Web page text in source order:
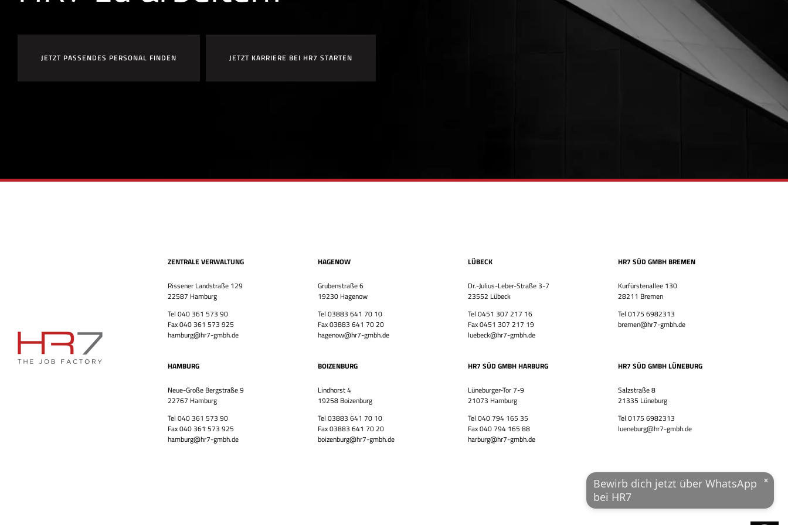
JETZT PASSENDES PERSONAL FINDEN JETZT KARRIERE BEI HR7 STARTEN
ZENTRALE VERWALTUNG
Rissener Landstraße 129
22587 Hamburg
Tel 040 361 573 90
Fax 040 361 573 925
hamburg@hr7-gmbh.de
HAMBURG
Neue-Große Bergstraße 9
22767 Hamburg
Tel 040 361 573 90
Fax 040 361 573 925
hamburg@hr7-gmbh.de
HAGENOW
Grubenstraße 6
19230 Hagenow
Tel 03883 641 70 10
Fax 03883 641 70 20
hagenow@hr7-gmbh.de
BOIZENBURG
Lindhorst 4
19258 Boizenburg
Tel 03883 641 70 10
Fax 03883 641 70 20
boizenburg@hr7-gmbh.de
LÜBECK
Dr.-Julius-Leber-Straße 3-7
23552 Lübeck
Tel 0451 307 217 16
Fax 0451 307 217 19
luebeck@hr7-gmbh.de
HR7 SÜD GMBH HARBURG
Lüneburger-Tor 7-9
21073 Hamburg
Tel 040 794 165 35
Fax 040 794 165 88
harburg@hr7-gmbh.de
HR7 SÜD GMBH BREMEN
Kurfürstenallee 130
28211 Bremen
Tel 0175 6982313
bremen@hr7-gmbh.de
HR7 SÜD GMBH LÜNEBURG
Salzstraße 8
21335 Lüneburg
Tel 0175 6982313
lueneburg@hr7-gmbh.de
Bewirb dich jetzt über WhatsApp
bei HR7
×
HR7 GmbH
Finde eine Stelle, die genau zu Dir passt!
Datenschutzerklärungund das
JETZT ÜBER WHATSAPP BEWERBEN!
powered by